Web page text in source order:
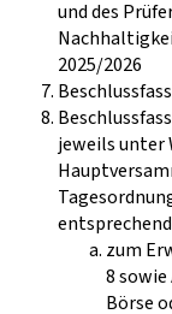
und des
2025/2026
jeweils unter
zum
8 sowie
Börse